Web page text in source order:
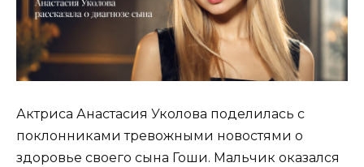
Актриса Анастасия Уколова поделилась с
поклонниками тревожными новостями о
здоровье своего сына Гоши. Мальчик оказался